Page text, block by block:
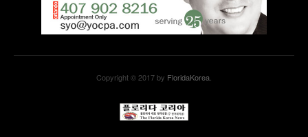
Copyright © 2017 by FloridaKorea